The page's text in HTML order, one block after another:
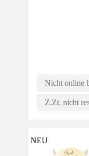
Nicht online
Z.Zt. nicht
NEU